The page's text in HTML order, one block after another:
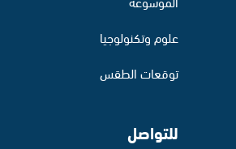
علوم وتكنولوجيا
توقعات الطقس
للتواصل